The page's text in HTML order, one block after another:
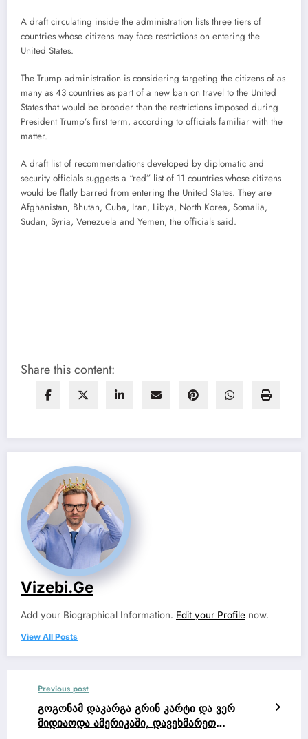
A draft circulating inside the administration lists three tiers of
countries whose citizens may face restrictions on entering the
United States.
The Trump administration is considering targeting the citizens of as
many as 43 countries as part of a new ban on travel to the United
States that would be broader than the restrictions imposed during
President Trump’s first term, according to officials familiar with the
matter.
A draft list of recommendations developed by diplomatic and
security officials suggests a “red” list of 11 countries whose citizens
would be flatly barred from entering the United States. They are
Afghanistan, Bhutan, Cuba, Iran, Libya, North Korea, Somalia,
Sudan, Syria, Venezuela and Yemen, the officials said.
Share this content:
Vizebi.ge
Add your Biographical Information. Edit your Profile now.
View All Posts
Previous post
გოგონამ დაკარგა გრინ კარტი და ვერ
მიდიაოდა ამერიკაში, დავეხმარეთ